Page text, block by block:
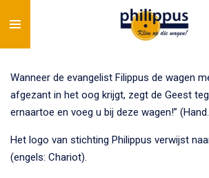
direct
naar
hoofdinhoud
Wanneer de evangelist Filippus de wagen
afgezant in het oog krijgt, zegt de Geest
ernaartoe en voeg u bij deze wagen!”
Het logo van stichting Philippus verwijst
(engels: Chariot).